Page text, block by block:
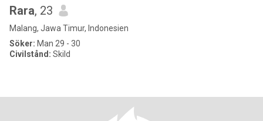
Rara, 23
Malang, Jawa Timur, Indonesien
Söker: Man 29 - 30
Civilstånd: Skild